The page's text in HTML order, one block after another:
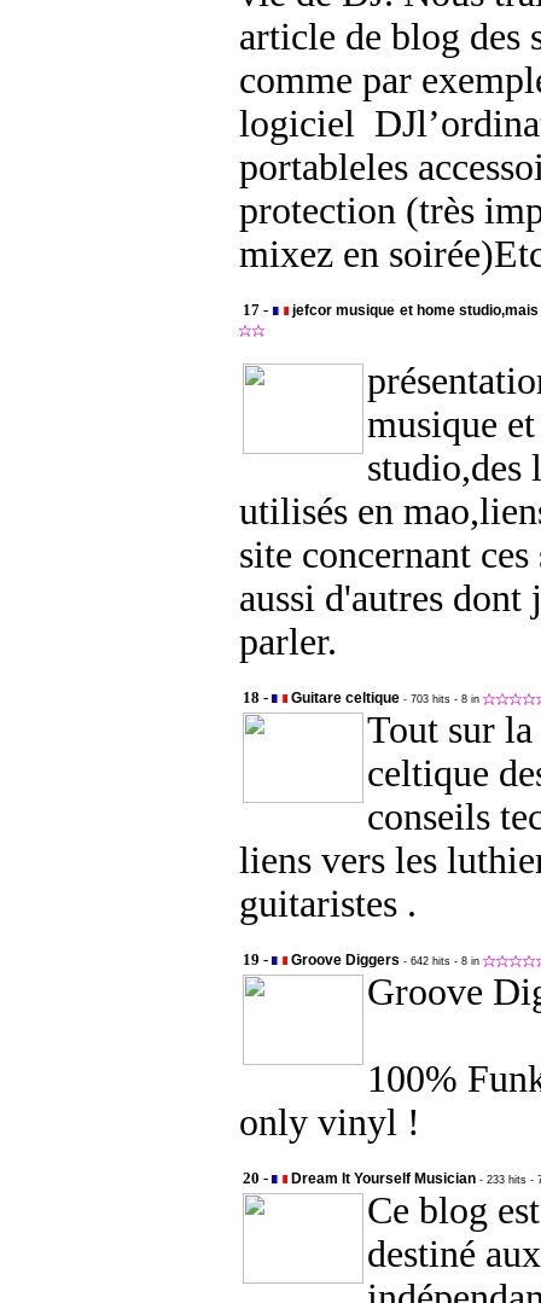
article de blog des
comme par
logiciel
portableles
protection (très
mixez en
17 - jefcor musique et home
musique
studio,des
utilisés en
site concernant
aussi d'autres dont
parler.
18 - Guitare celtique - 703 hits - 8 in
Tout sur
celtique
conseils
liens vers les
guitaristes .
19 - Groove Diggers - 642 hits - 8 in
Groove
100%
only vinyl !
20 - Dream It Yourself Musician - 233 hits -
Ce blog
destiné